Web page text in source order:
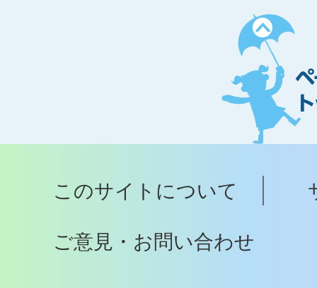
ペ
ー
ジ
ト
ッ
へ
このサイトについて
ご意見・お問い合わせ